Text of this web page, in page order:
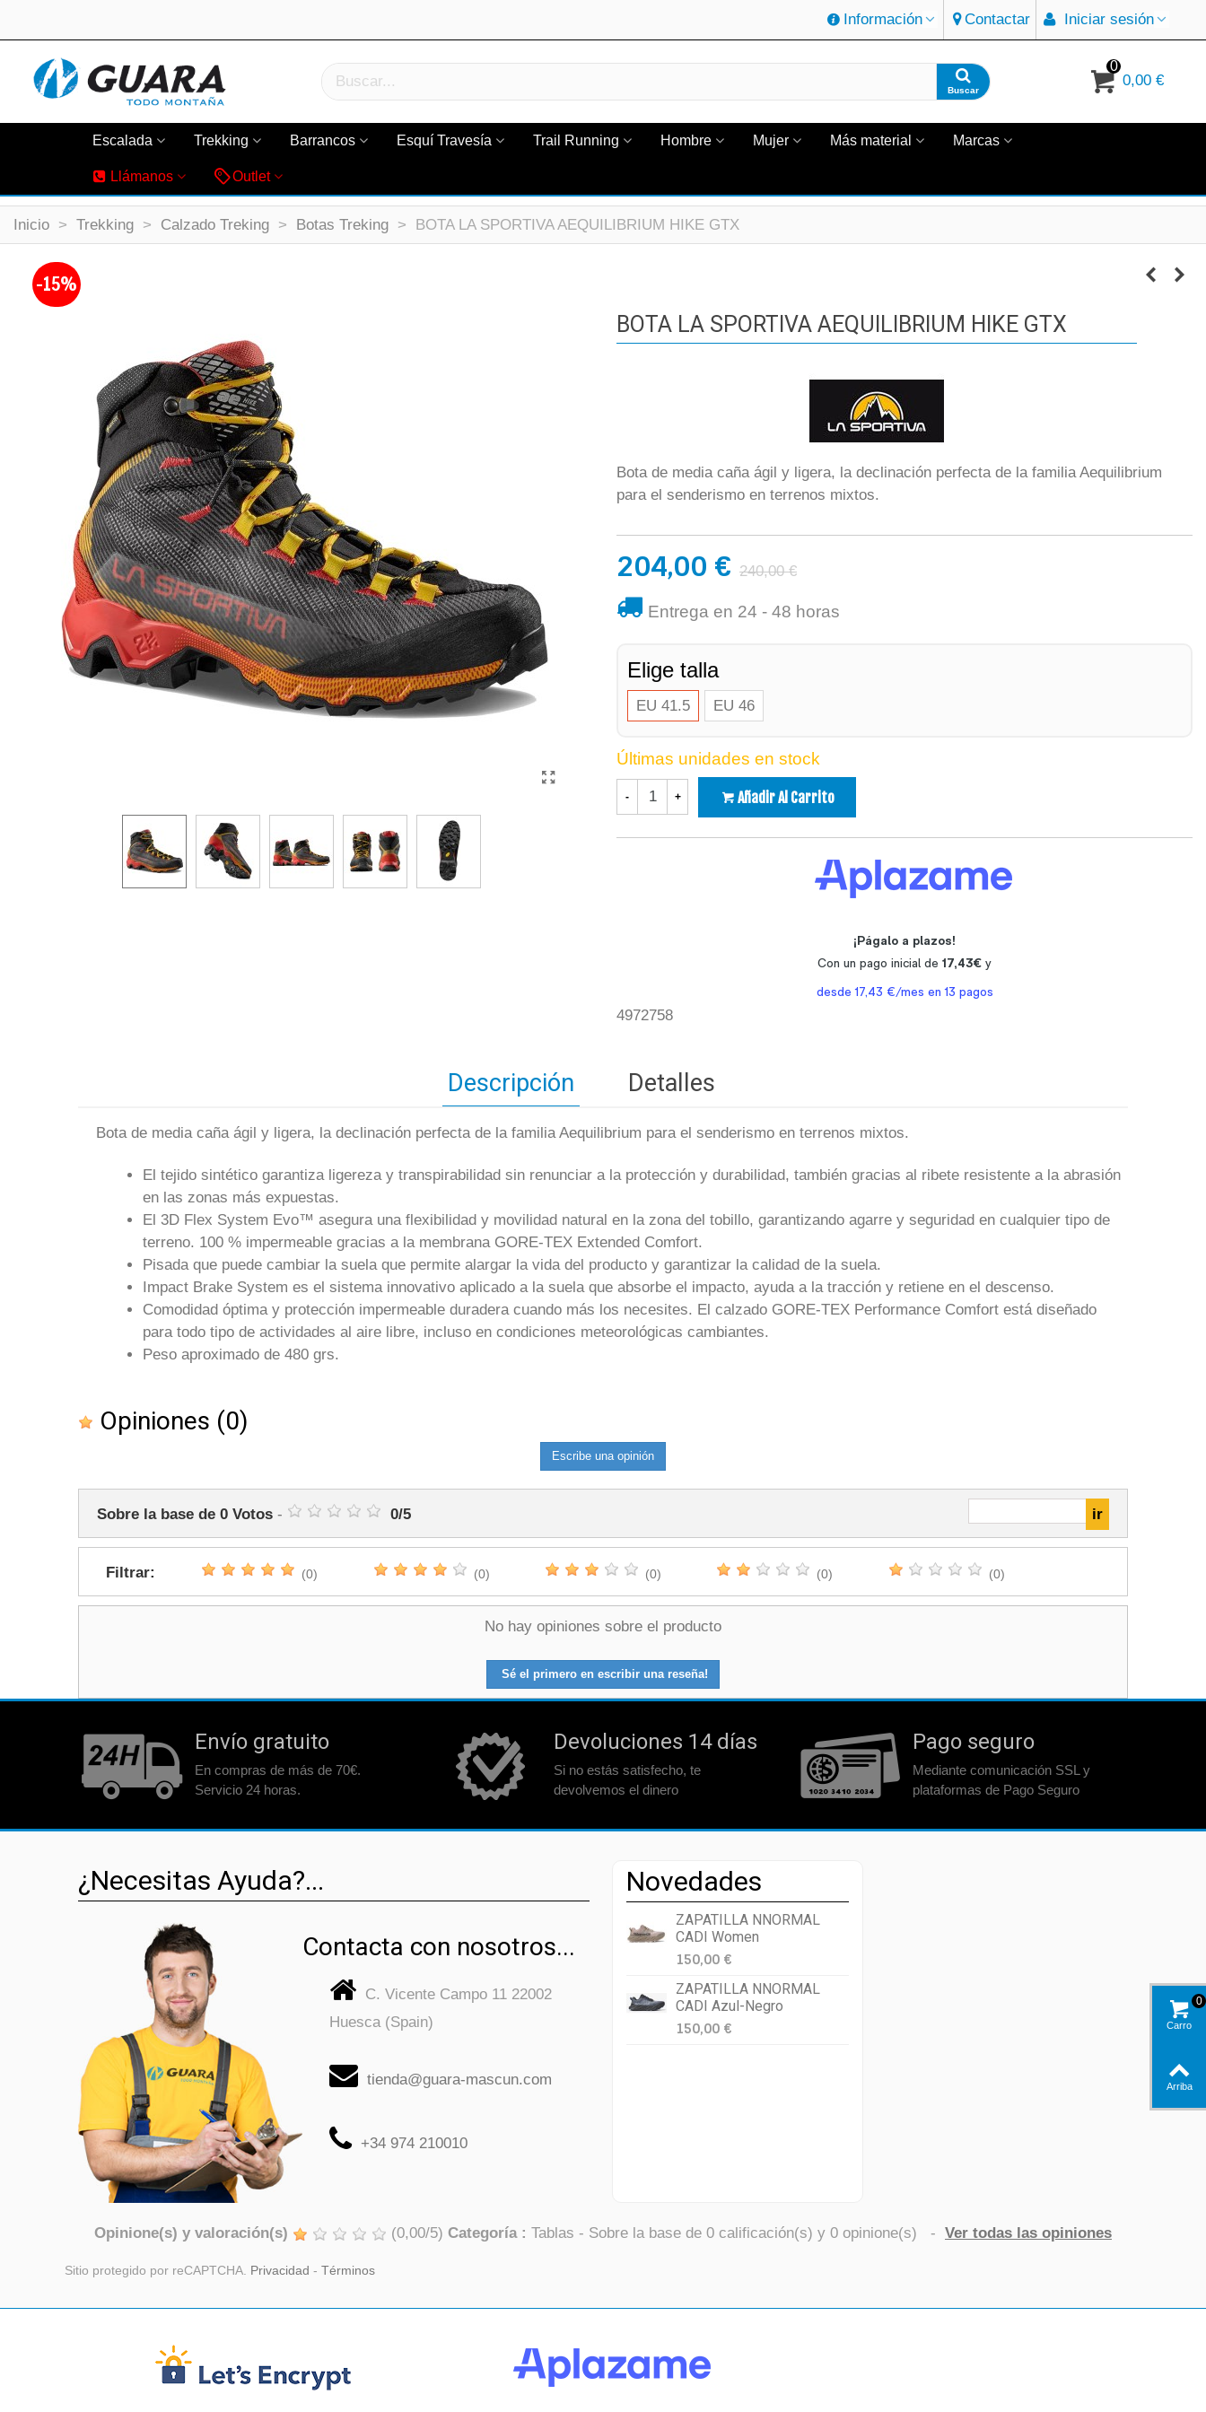
Información Contactar Iniciar sesión
Buscar
0
0,00 €
Escalada Trekking Barrancos Esquí Travesía Trail Running Hombre Mujer Más material Marcas
Llámanos Outlet
Inicio > Trekking > Calzado Treking > Botas Treking > BOTA LA SPORTIVA AEQUILIBRIUM HIKE GTX
-15%
BOTA LA SPORTIVA AEQUILIBRIUM HIKE GTX
Bota de media caña ágil y ligera, la declinación perfecta de la familia Aequilibrium
para el senderismo en terrenos mixtos.
204,00 € 240,00 €
Entrega en 24 - 48 horas
Elige talla
EU 41.5 EU 46
Últimas unidades en stock
- + Añadir Al Carrito
4972758
Descripción Detalles
Bota de media caña ágil y ligera, la declinación perfecta de la familia Aequilibrium para el senderismo en terrenos mixtos.
El tejido sintético garantiza ligereza y transpirabilidad sin renunciar a la protección y durabilidad, también gracias al ribete resistente a la abrasión
en las zonas más expuestas.
El 3D Flex System Evo™ asegura una flexibilidad y movilidad natural en la zona del tobillo, garantizando agarre y seguridad en cualquier tipo de
terreno. 100 % impermeable gracias a la membrana GORE-TEX Extended Comfort.
Pisada que puede cambiar la suela que permite alargar la vida del producto y garantizar la calidad de la suela.
Impact Brake System es el sistema innovativo aplicado a la suela que absorbe el impacto, ayuda a la tracción y retiene en el descenso.
Comodidad óptima y protección impermeable duradera cuando más los necesites. El calzado GORE-TEX Performance Comfort está diseñado
para todo tipo de actividades al aire libre, incluso en condiciones meteorológicas cambiantes.
Peso aproximado de 480 grs.
Opiniones (0)
Escribe una opinión
Sobre la base de 0 Votos - 0/5
Filtrar: (0) (0) (0) (0) (0)
No hay opiniones sobre el producto
Sé el primero en escribir una reseña!
Envío gratuito
En compras de más de 70€.
Servicio 24 horas.
Devoluciones 14 días
Si no estás satisfecho, te
devolvemos el dinero
Pago seguro
Mediante comunicación SSL y
plataformas de Pago Seguro
¿Necesitas Ayuda?...
Contacta con nosotros...
C. Vicente Campo 11 22002
Huesca (Spain)
tienda@guara-mascun.com
+34 974 210010
Novedades
ZAPATILLA NNORMAL
CADI Women
150,00 €
ZAPATILLA NNORMAL
CADI Azul-Negro
150,00 €
Opinione(s) y valoración(s) (0,00/5) Categoría : Tablas - Sobre la base de 0 calificación(s) y 0 opinione(s) - Ver todas las opiniones
Sitio protegido por reCAPTCHA. Privacidad - Términos
Carro
0
Arriba